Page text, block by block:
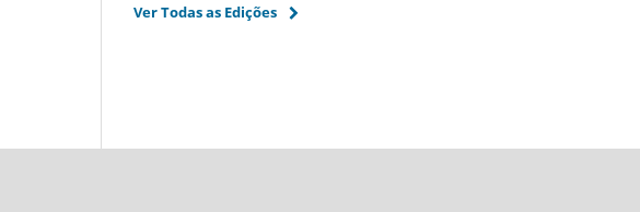
Ver Todas as Edições